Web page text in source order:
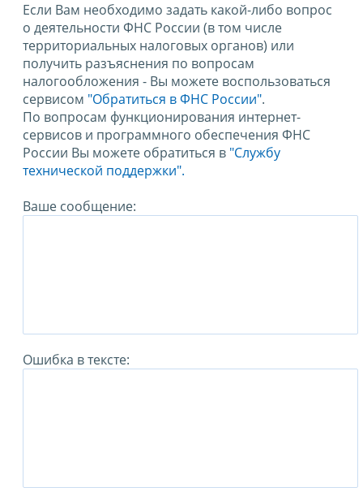
Если Вам необходимо задать какой-либо вопрос
о деятельности ФНС России (в том числе
территориальных налоговых органов) или
получить разъяснения по вопросам
налогообложения - Вы можете воспользоваться
сервисом "Обратиться в ФНС России".
По вопросам функционирования интернет-
сервисов и программного обеспечения ФНС
России Вы можете обратиться в "Службу
технической поддержки".
Ваше сообщение:
Ошибка в тексте: